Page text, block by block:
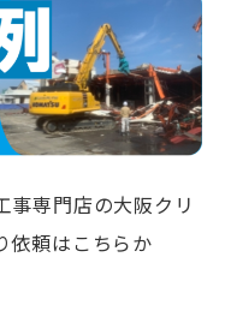
事専門店の大阪クリ
依頼はこちらか